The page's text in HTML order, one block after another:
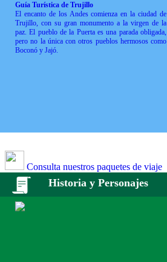
Guía Turística de Trujillo
El encanto de los Andes comienza en la ciudad de
Trujillo, con su gran monumento a la virgen de la
paz. El pueblo de la Puerta es una parada obligada,
pero no la única con otros pueblos hermosos como
Boconó y Jajó.
Consulta nuestros paquetes de viaje
Historia y Personajes